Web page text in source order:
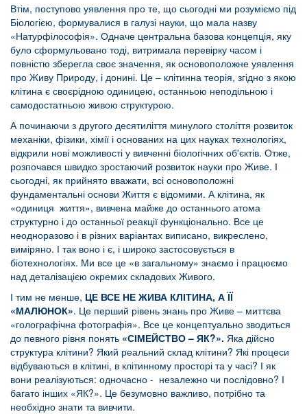
Втім, поступово уявлення про те, що сьогодні ми розуміємо під
Біологією, формувалися в галузі науки, що мала назву
«Натурфілософія». Одначе центральна базова концепція, яку
було сформульовано тоді, витримала перевірку часом і
повністю зберегла своє значення, як основоположне уявлення
про Живу Природу, і донині. Це – клітинна теорія, згідно з якою
клітина є своєрідною одиницею, останньою неподільною і
самодостатньою живою структурою.
А починаючи з другого десятиліття минулого століття розвиток
механіки, фізики, хімії і основаних на цих науках технологіях,
відкрили нові можливості у вивченні біологічних об'єктів. Отже,
розпочався швидко зростаючий розвиток науки про Живе. І
сьогодні, як прийнято вважати, всі основоположні
фундаментальні основи Життя є відомими. А клітина, як
«одиниця життя», вивчена майже до останнього атома
структурно і до останньої реакції функціонально. Все це
неодноразово і в різних варіантах виписано, викреслено,
виміряно. І так воно і є, і широко застосовується в
біотехнологіях. Ми все це «в загальному» знаємо і працюємо
над деталізацією окремих складових Живого.
І тим не менше, ЦЕ ВСЕ НЕ ЖИВА КЛІТИНА, А ЇЇ
«МАЛЮНОК». Це перший рівень знань про Живе – миттєва
«голографічна фотографія». Все це концептуально зводиться
до певного рівня понять «СІМЕЙСТВО – ЯК?». Яка дійсно
структура клітини? Який реальний склад клітини? Які процеси
відбуваються в клітині, в клітинному просторі та у часі? І як
вони реалізуються: одночасно - незалежно чи послідовно? І
багато інших «ЯК?». Це безумовно важливо, потрібно та
необхідно знати та вивчити.